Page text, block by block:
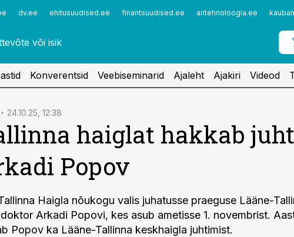
dv.ee ehitusuudised.ee finantsuudised.ee aritehnoloogia.ee
Konverentsid Veebiseminarid Ajaleht Ajakiri Videod
24.10.25, 12:38
haiglat hakkab
Popov
Haigla nõukogu valis juhatusse praeguse Lääne-
Arkadi Popovi, kes asub ametisse 1. novembrist.
Popov ka Lääne-Tallinna keskhaigla juhtimist.